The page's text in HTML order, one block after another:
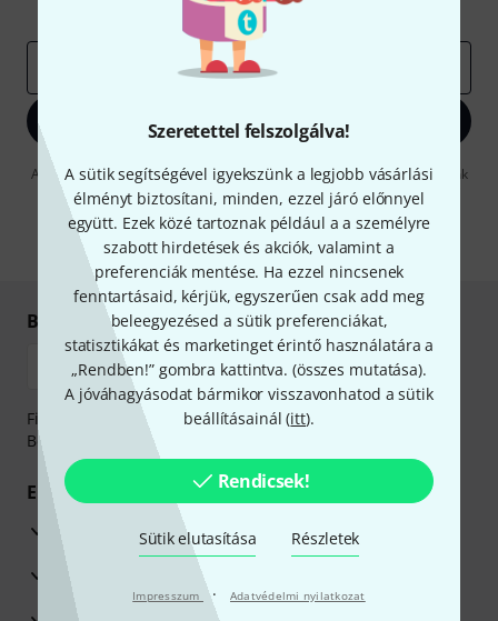
Szeretettel felszolgálva!
A sütik segítségével igyekszünk a legjobb vásárlási
élményt biztosítani, minden, ezzel járó előnnyel
együtt. Ezek közé tartoznak például a a személyre
szabott hirdetések és akciók, valamint a
preferenciák mentése. Ha ezzel nincsenek
fenntartásaid, kérjük, egyszerűen csak add meg
beleegyezésed a sütik preferenciákat,
statisztikákat és marketinget érintő használatára a
„Rendben!” gombra kattintva. (összes mutatása).
A jóváhagyásodat bármikor visszavonhatod a sütik
beállításainál (itt).
Rendicsek!
Sütik elutasítása Részletek
Impresszum · Adatvédelmi nyilatkozat
Inspiráló gondolatok
Akciók
Bejelentkezés
A "Bejelentkezés" gombra kattintva elfogadja, hogy e-mailben küldjünk
önnek hirdetéseket. Bármikor leiratkozhat erről. A hírlevélről további
információkat azdata protection guideline -ben talál.
* Kitöltés kötelező
Biztonságos vásárlás és fizetés
Fizessen biztonságosan, titkosítással: Banki átutalás vagy
Betéti- vagy hitelkártya segítségével
Előnyök
3 éves Thomann-garancia
30 napos pénzvisszafizetési garancia